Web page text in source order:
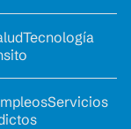
Tecnología
Servicios